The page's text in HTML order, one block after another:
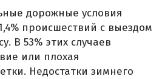
дорожные условия
происшествий с выездом
В 53% этих случаев
или плохая
Недостатки зимнего